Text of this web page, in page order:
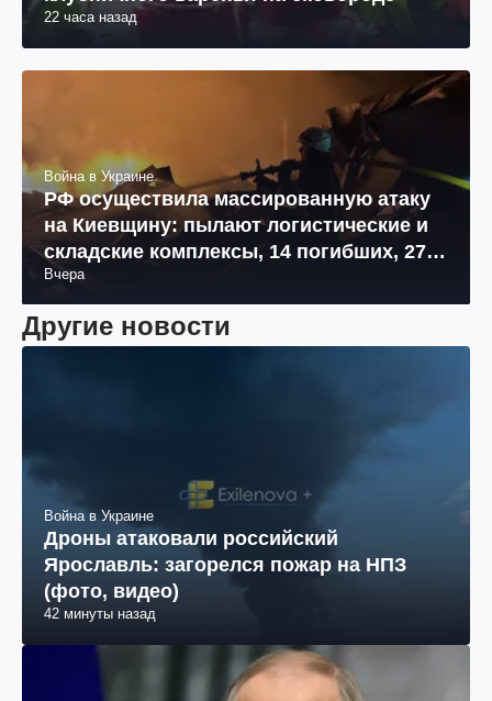
22 часа назад
Война в Украине
РФ осуществила массированную атаку
на Киевщину: пылают логистические и
складские комплексы, 14 погибших, 27
раненых (фото, видео)
Вчера
Другие новости
Война в Украине
Дроны атаковали российский
Ярославль: загорелся пожар на НПЗ
(фото, видео)
42 минуты назад